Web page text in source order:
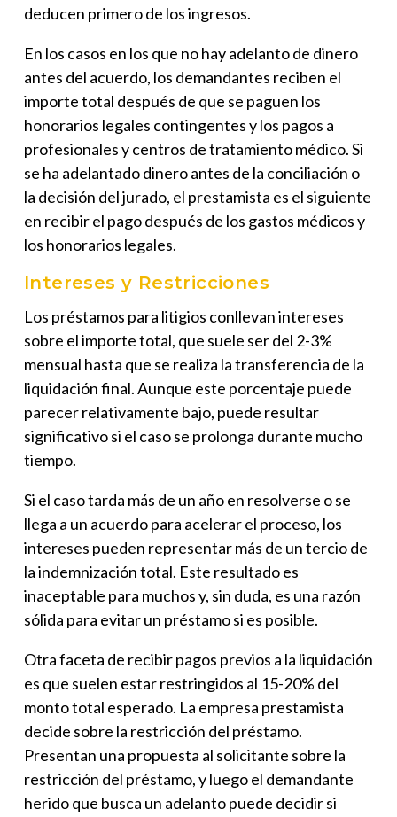
deducen primero de los ingresos.
En los casos en los que no hay adelanto de dinero
antes del acuerdo, los demandantes reciben el
importe total después de que se paguen los
honorarios legales contingentes y los pagos a
profesionales y centros de tratamiento médico. Si
se ha adelantado dinero antes de la conciliación o
la decisión del jurado, el prestamista es el siguiente
en recibir el pago después de los gastos médicos y
los honorarios legales.
Intereses y Restricciones
Los préstamos para litigios conllevan intereses
sobre el importe total, que suele ser del 2-3%
mensual hasta que se realiza la transferencia de la
liquidación final. Aunque este porcentaje puede
parecer relativamente bajo, puede resultar
significativo si el caso se prolonga durante mucho
tiempo.
Si el caso tarda más de un año en resolverse o se
llega a un acuerdo para acelerar el proceso, los
intereses pueden representar más de un tercio de
la indemnización total. Este resultado es
inaceptable para muchos y, sin duda, es una razón
sólida para evitar un préstamo si es posible.
Otra faceta de recibir pagos previos a la liquidación
es que suelen estar restringidos al 15-20% del
monto total esperado. La empresa prestamista
decide sobre la restricción del préstamo.
Presentan una propuesta al solicitante sobre la
restricción del préstamo, y luego el demandante
herido que busca un adelanto puede decidir si